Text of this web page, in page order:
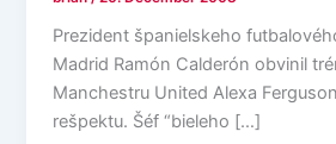
Prezident španielskeho
Madrid Ramón Calderón obvinil
Manchestru United Alexa
rešpektu. Šéf “bieleho […]